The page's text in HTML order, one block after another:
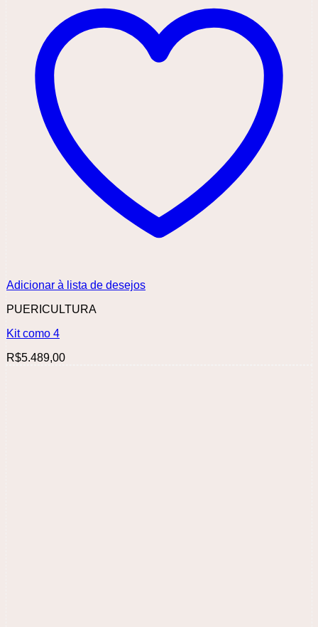
Adicionar à lista de desejos
PUERICULTURA
Kit como 4
R$5.489,00